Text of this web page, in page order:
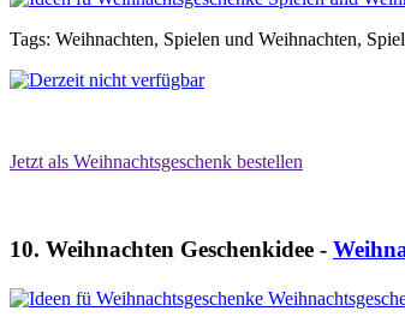
Tags: Weihnachten, Spielen und Weihnachten,
Jetzt als Weihnachtsgeschenk bestellen
10. Weihnachten Geschenkidee -